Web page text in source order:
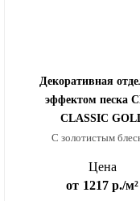
Декоративная
эффектом песка
CLASSIC
С золотистым
Цена
от 1217 р./м²